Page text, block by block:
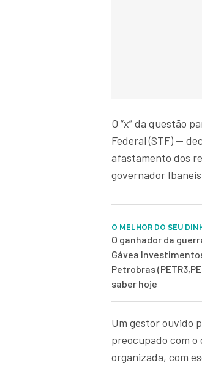
O “x” da questão
Federal (STF) —
afastamento dos
governador
O MELHOR DO SEU
O ganhador da
Gávea
Petrobras
saber hoje
Um gestor ouvido
preocupado com
organizada, com